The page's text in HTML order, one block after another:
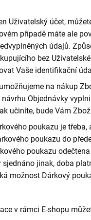
Uživatelský účet,
případě máte ale
údajů.
bez
Vaše identifikační
na nákup
Objednávky
učiníte, bude Vám
poukazu je
poukazu do
poukazu
jinak, doba
možnost Dárkový
v rámci E-shopu